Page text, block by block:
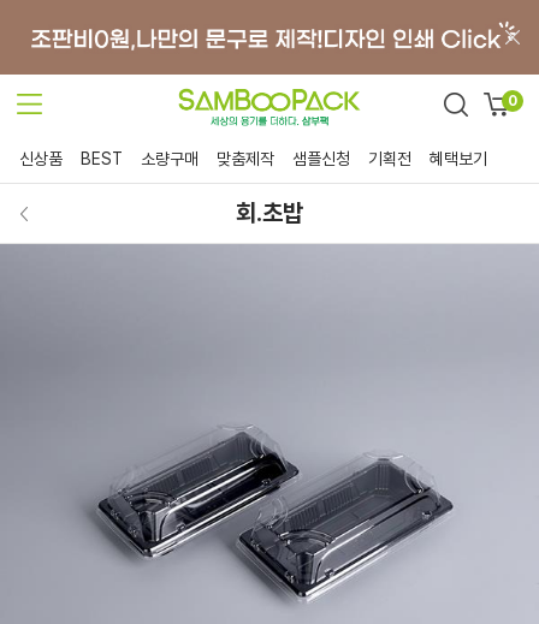
0
신상품 BEST 소량구매 맞춤제작 샘플신청 기획전 혜택보기
회.초밥